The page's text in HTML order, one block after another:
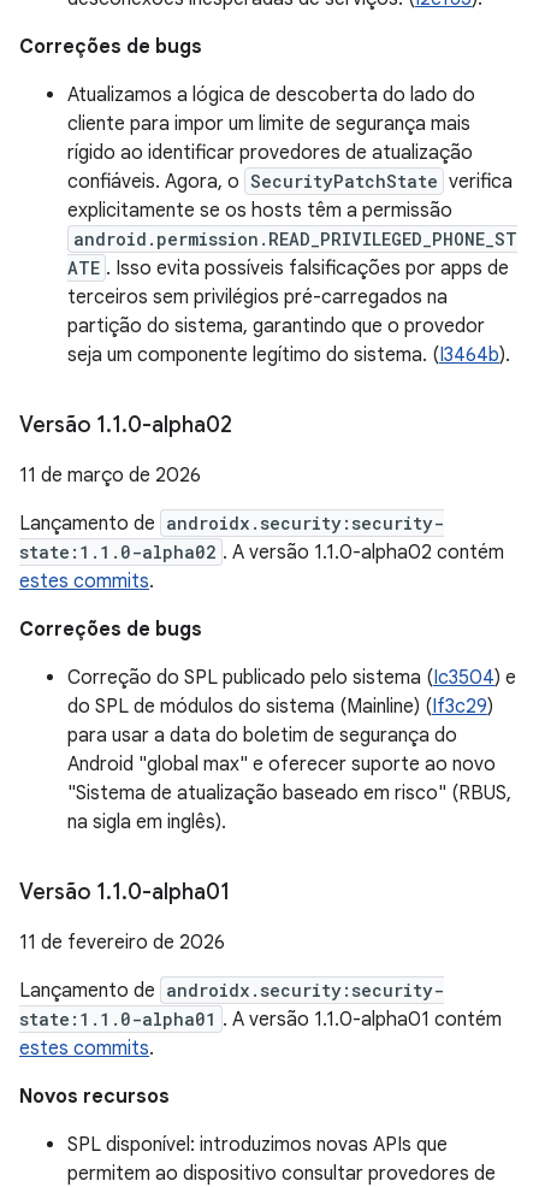
Correções de bugs
Atualizamos a lógica de descoberta do lado do
cliente para impor um limite de segurança mais
rígido ao identificar provedores de atualização
confiáveis. Agora, o SecurityPatchState verifica
explicitamente se os hosts têm a permissão
android.permission.READ_PRIVILEGED_PHONE_ST
ATE . Isso evita possíveis falsificações por apps de
terceiros sem privilégios pré-carregados na
partição do sistema, garantindo que o provedor
seja um componente legítimo do sistema. (I3464b).
Versão 1.1.0-alpha02
11 de março de 2026
Lançamento de androidx.security:security-
state:1.1.0-alpha02 . A versão 1.1.0-alpha02 contém
estes commits.
Correções de bugs
Correção do SPL publicado pelo sistema (Ic3504) e
do SPL de módulos do sistema (Mainline) (If3c29)
para usar a data do boletim de segurança do
Android "global max" e oferecer suporte ao novo
"Sistema de atualização baseado em risco" (RBUS,
na sigla em inglês).
Versão 1.1.0-alpha01
11 de fevereiro de 2026
Lançamento de androidx.security:security-
state:1.1.0-alpha01 . A versão 1.1.0-alpha01 contém
estes commits.
Novos recursos
SPL disponível: introduzimos novas APIs que
permitem ao dispositivo consultar provedores de